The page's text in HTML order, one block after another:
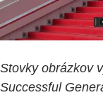
Stovky obrázkov
Successful